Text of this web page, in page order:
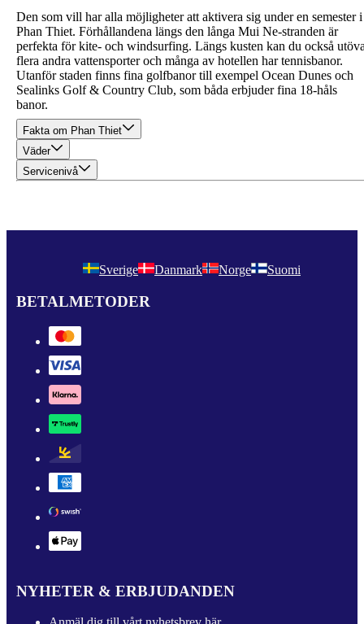
Den som vill har alla möjligheter att aktivera sig under en semester i
Phan Thiet. Förhållandena längs den långa Mui Ne-stranden är
perfekta för kite- och windsurfing. Längs kusten kan du också
flera andra vattensporter och många av hotellen har tennisbanor.
Utanför staden finns fina golfbanor till exempel Ocean Dunes och
Sealinks Golf & Country Club, som båda erbjuder fina 18-håls
banor.
Fakta om Phan Thiet
Väder
Servicenivå
Sverige Danmark Norge Suomi
BETALMETODER
NYHETER & ERBJUDANDEN